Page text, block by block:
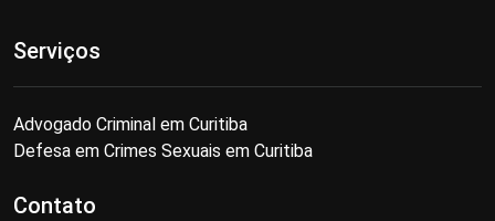
Serviços
Advogado Criminal em Curitiba
Defesa em Crimes Sexuais em Curitiba
Contato